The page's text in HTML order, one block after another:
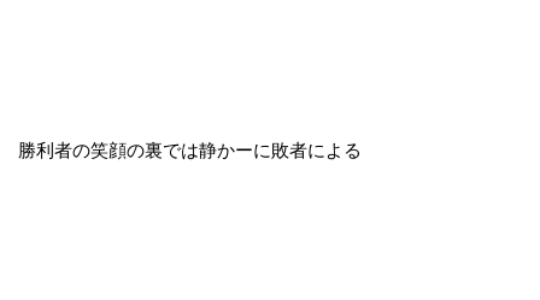
勝利者の笑顔の裏では静かーに敗者による